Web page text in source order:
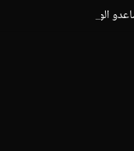
الوداد عيط ليهم قاضي